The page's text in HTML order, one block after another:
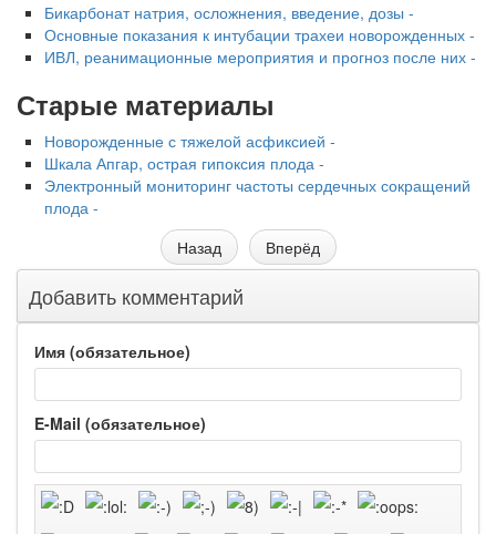
Бикарбонат натрия, осложнения, введение, дозы -
Основные показания к интубации трахеи новорожденных -
ИВЛ, реанимационные мероприятия и прогноз после них -
Старые материалы
Новорожденные с тяжелой асфиксией -
Шкала Апгар, острая гипоксия плода -
Электронный мониторинг частоты сердечных сокращений
плода -
Назад
Вперёд
Добавить комментарий
Имя (обязательное)
E-Mail (обязательное)